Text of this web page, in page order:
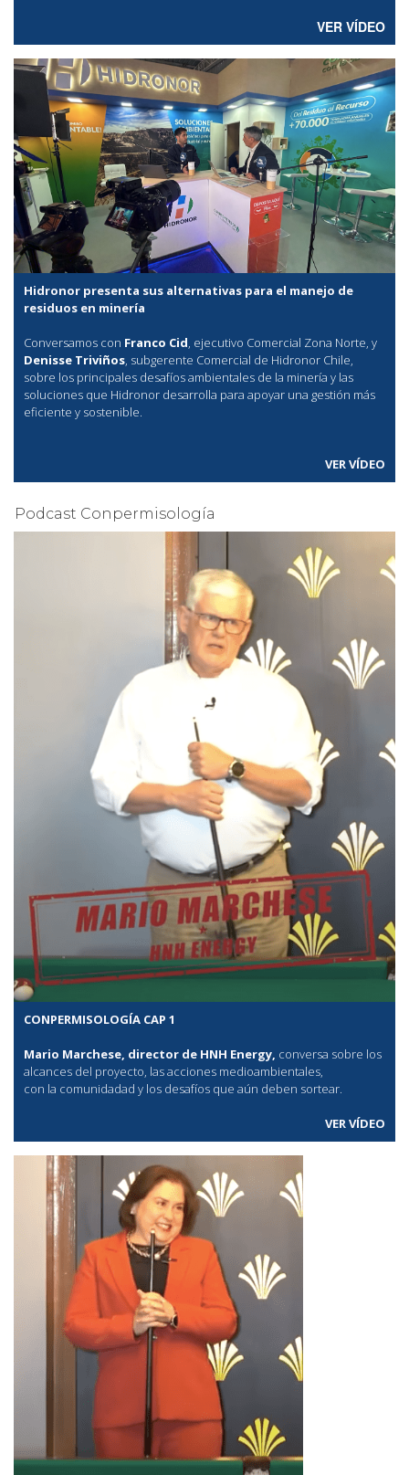
VER VÍDEO
Hidronor presenta sus alternativas para el manejo de
residuos en minería
Conversamos con Franco Cid, ejecutivo Comercial Zona Norte, y
Denisse Triviños, subgerente Comercial de Hidronor Chile,
sobre los principales desafíos ambientales de la minería y las
soluciones que Hidronor desarrolla para apoyar una gestión más
eficiente y sostenible.
VER VÍDEO
Podcast Conpermisología
CONPERMISOLOGÍA CAP 1
Mario Marchese, director de HNH Energy, conversa sobre los
alcances del proyecto, las acciones medioambientales,
con la comunidadad y los desafíos que aún deben sortear.
VER VÍDEO